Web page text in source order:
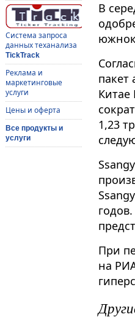
Система запроса
данных теханализа
TickTrack
Реклама и
маркетинговые
услуги
Цены и оферта
Все продукты и
услуги
В
пакет
Китае
1,23
При
на